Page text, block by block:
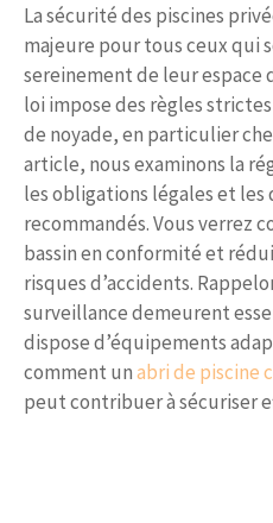
La sécurité des piscines
majeure pour tous ceux qui
sereinement de leur espace
loi impose des règles
de noyade, en particulier
article, nous examinons la
les obligations légales et
recommandés. Vous verrez
bassin en conformité et
risques d’accidents.
surveillance demeurent
dispose d’équipements
comment unabri de piscine
peut contribuer à sécuriser